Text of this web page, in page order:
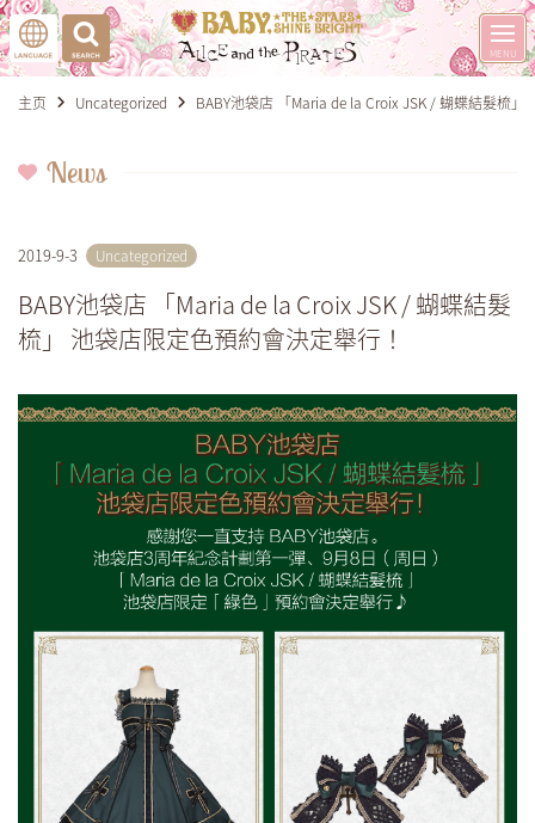
主页 Uncategorized BABY池袋店 「Maria de la Croix JSK / 蝴蝶結髮梳
News
2019-9-3 Uncategorized
BABY池袋店 「Maria de la Croix JSK / 蝴蝶結髮
梳」 池袋店限定色預約會決定舉行！